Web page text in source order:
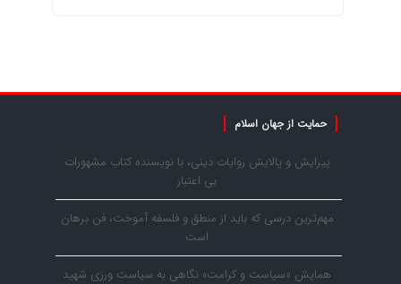
حمایت از جهان اسلام
پیرایش و پالایش روایات دینی، با نویسنده کتاب مشهورات
بی اعتبار
مهم‌ترین درسی که باید از منطق و فلسفه آموخت، فن برهان
است
همایش «سیاست و کرامت» نگاهی به سیاست ورزی شهید